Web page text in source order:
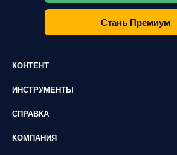
Стань Премиум
КОНТЕНТ
ИНСТРУМЕНТЫ
СПРАВКА
КОМПАНИЯ